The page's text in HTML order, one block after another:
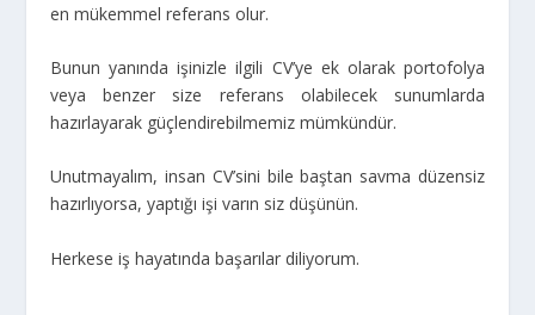
en mükemmel referans olur.
Bunun yanında işinizle ilgili CV’ye ek olarak portofolya
veya benzer size referans olabilecek sunumlarda
hazırlayarak güçlendirebilmemiz mümkündür.
Unutmayalım, insan CV’sini bile baştan savma düzensiz
hazırlıyorsa, yaptığı işi varın siz düşünün.
Herkese iş hayatında başarılar diliyorum.